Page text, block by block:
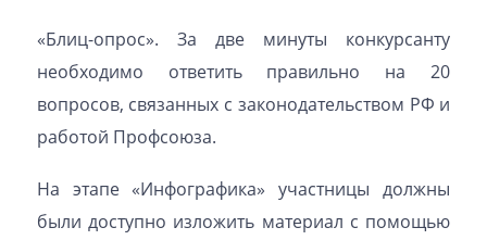
«Блиц-опрос». За две минуты конкурсанту
необходимо ответить правильно на 20
вопросов, связанных с законодательством РФ и
работой Профсоюза.
На этапе «Инфографика» участницы должны
были доступно изложить материал с помощью